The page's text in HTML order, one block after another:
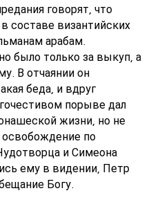
говорят, что
составе византийских
арабам.
было только за выкуп, а
В отчаянии он
беда, и вдруг
порыве дал
жизни, но не
освобождение по
и Симеона
ему в видении, Петр
Богу.